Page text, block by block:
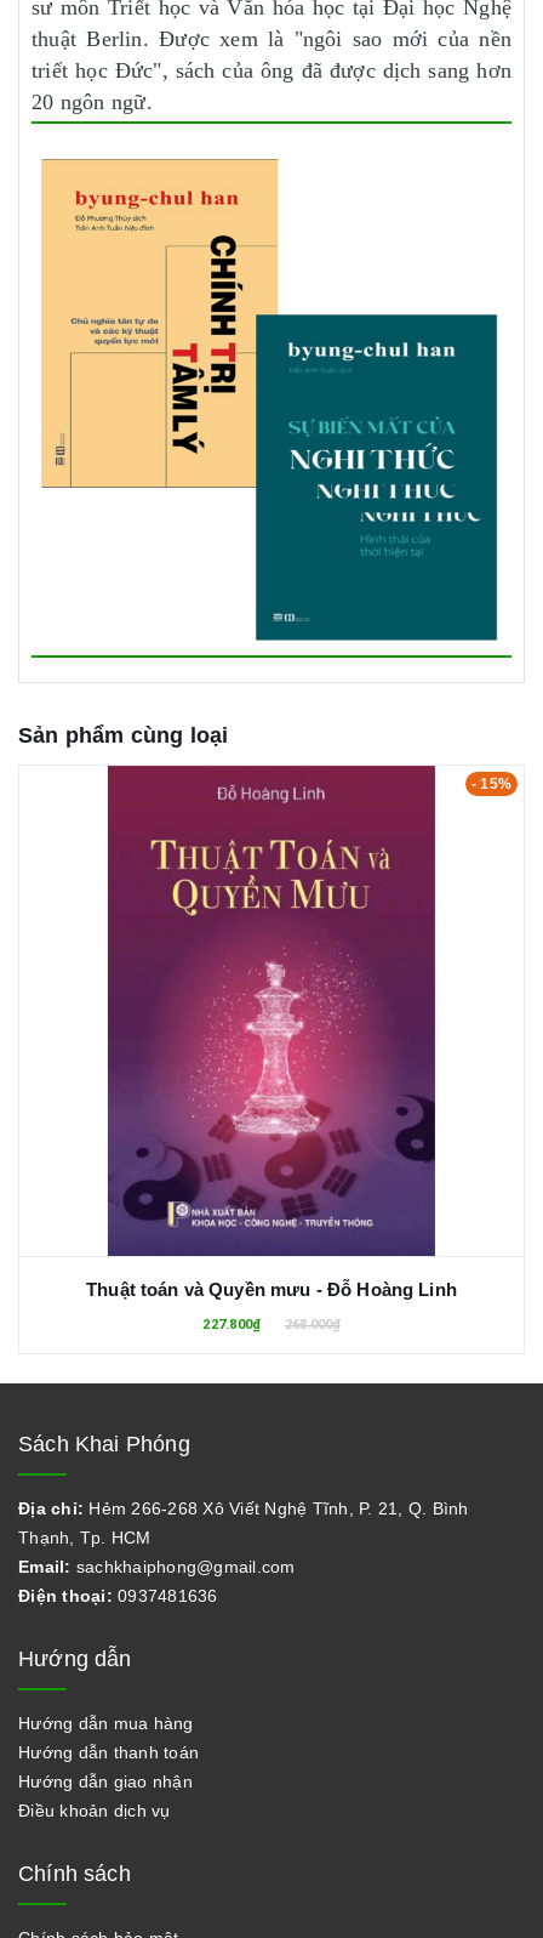
sư môn Triết học và Văn hóa học tại Đại học Nghệ
thuật Berlin. Được xem là "ngôi sao mới của nền
triết học Đức", sách của ông đã được dịch sang hơn
20 ngôn ngữ.
Sản phẩm cùng loại
- 15%
Thuật toán và Quyền mưu - Đỗ Hoàng Linh
227.800₫ 268.000₫
Sách Khai Phóng
Địa chỉ: Hẻm 266-268 Xô Viết Nghệ Tĩnh, P. 21, Q. Bình
Thạnh, Tp. HCM
Email: sachkhaiphong@gmail.com
Điện thoại: 0937481636
Hướng dẫn
Hướng dẫn mua hàng
Hướng dẫn thanh toán
Hướng dẫn giao nhận
Điều khoản dịch vụ
Chính sách